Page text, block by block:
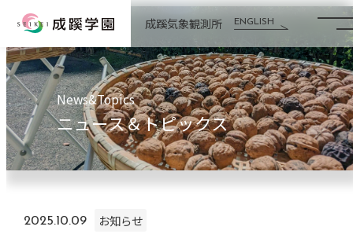
成蹊気象観測所 ENGLISH
News&Topics
ニュース＆トピックス
2025.10.09 お知らせ